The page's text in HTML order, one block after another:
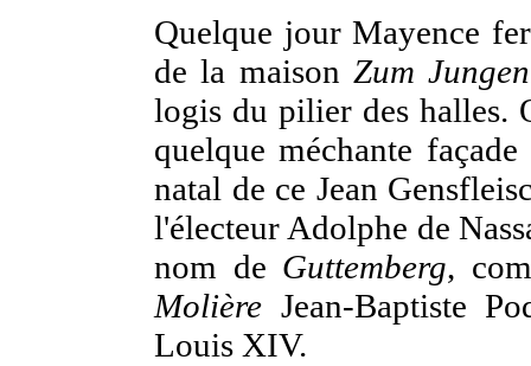
Quelque jour Mayence
de la maison Zum Jungen
logis du pilier des halles.
quelque méchante
natal de ce Jean
l'électeur Adolphe de
nom de Guttemberg,
Molière Jean-Baptiste
Louis XIV.